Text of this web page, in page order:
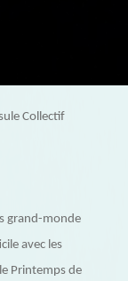
Collectif
grand-monde
avec les
Printemps de